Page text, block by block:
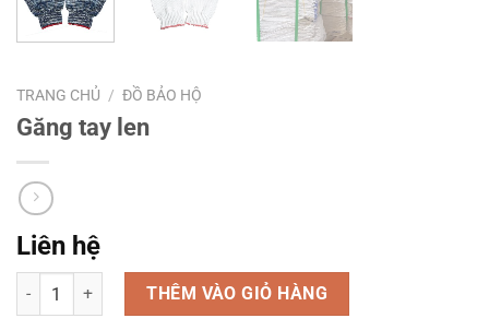
TRANG CHỦ / ĐỒ BẢO HỘ
Găng tay len
Liên hệ
Số lượng THÊM VÀO GIỎ HÀNG